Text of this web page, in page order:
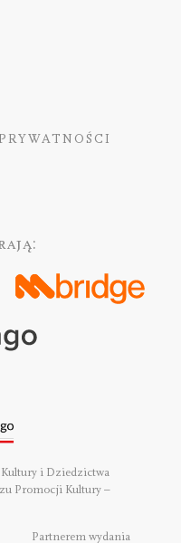
i Dziedzictwa
Promocji Kultury –
Partnerem wydania